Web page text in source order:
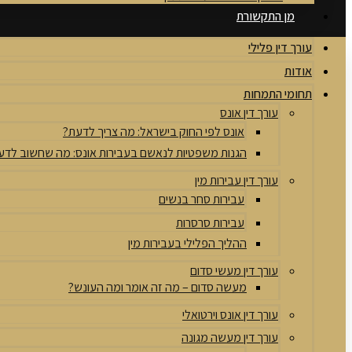
מן התקשורת
עורך דין פלילי
אודות
תחומי התמחות
עורך דין אונס
אונס לפי החוק בישראל: מה צריך לדעת?
הגנות משפטיות לנאשם בעבירות אונס: מה שחשוב
עורך דין עבירות מין
עבירות סחר בנשים
עבירות סרסרות
ההליך הפלילי בעבירות מין
עורך דין מעשי סדום
מעשה סדום – מה זה אומר ומה העונש?
עורך דין אונס וירטואלי
עורך דין מעשה מגונה